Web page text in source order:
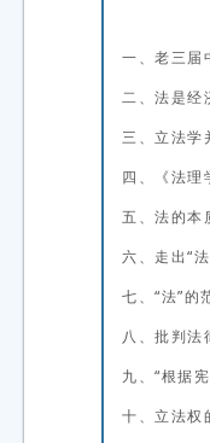
一、老三届
二、法是经
三、立法学
四、《法理
五、法的本
六、走出“
七、“法”的
八、批判法
九、“根据
十、立法权